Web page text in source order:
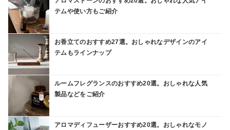
テムや使い方もご紹介
お香立てのおすすめ27選。おしゃれなデザインのアイ
テムもラインナップ
ルームフレグランスのおすすめ20選。おしゃれな人気
製品などをご紹介
アロマディフューザーおすすめ20選。おしゃれなモノ